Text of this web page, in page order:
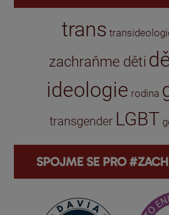
trans
zachraňme děti
ideologie rodina
transgender LGBT
SPOJME SE PRO